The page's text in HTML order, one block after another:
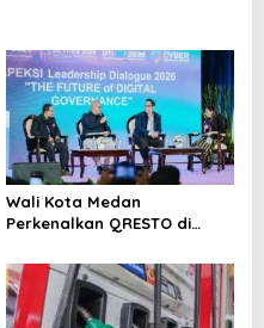
Wali Kota Medan
Perkenalkan QRESTO di